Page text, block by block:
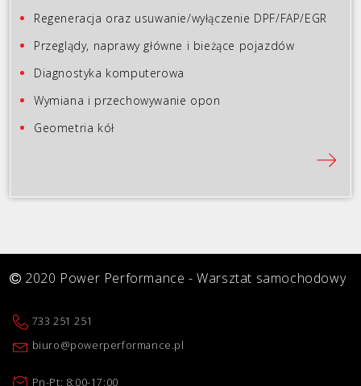
Regeneracja oraz usuwanie/wyłączenie DPF/FAP/EGR
Przeglądy, naprawy główne i bieżące pojazdów
Diagnostyka komputerowa
Wymiana i przechowywanie opon
Geometria kół
2020 Power Performance - Warsztat samochodowy
733 251 251
biuro@powerperformance.pl
Pn-Pt: 8:00-17:00